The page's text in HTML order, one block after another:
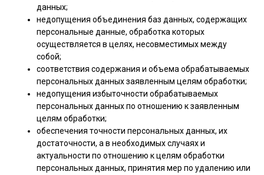
данных;
недопущения объединения баз данных, содержащих
персональные данные, обработка которых
осуществляется в целях, несовместимых между
собой;
соответствия содержания и объема обрабатываемых
персональных данных заявленным целям обработки;
недопущения избыточности обрабатываемых
персональных данных по отношению к заявленным
целям обработки;
обеспечения точности персональных данных, их
достаточности, а в необходимых случаях и
актуальности по отношению к целям обработки
персональных данных, принятия мер по удалению или